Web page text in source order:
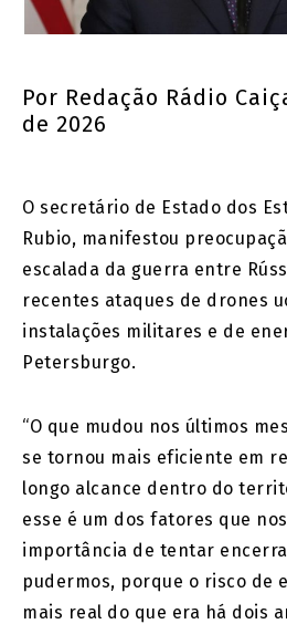
Por Redação Rádio
de 2026
O secretário de Estado dos
Rubio, manifestou
escalada da guerra entre
recentes ataques de drones
instalações militares e de
Petersburgo.
“O que mudou nos últimos
se tornou mais eficiente em
longo alcance dentro do
esse é um dos fatores que
importância de tentar
pudermos, porque o risco de
mais real do que era há dois